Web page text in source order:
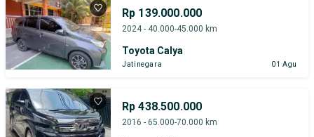
Rp 139.000.000
2024 - 40.000-45.000 km
Toyota Calya
Jatinegara 01 Agu
Rp 438.500.000
2016 - 65.000-70.000 km